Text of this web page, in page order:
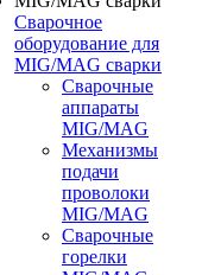
Сварочное
оборудование для
MIG/MAG сварки
Сварочные
аппараты
MIG/MAG
Механизмы
подачи
проволоки
MIG/MAG
Сварочные
горелки